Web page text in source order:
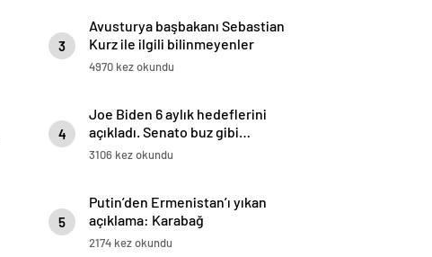
3
Avusturya başbakanı Sebastian
Kurz ile ilgili bilinmeyenler
4970 kez okundu
4
Joe Biden 6 aylık hedeflerini
açıkladı. Senato buz gibi…
3106 kez okundu
5
Putin’den Ermenistan’ı yıkan
açıklama: Karabağ
Azerbaycan’ın ayrılmaz bir
2174 kez okundu